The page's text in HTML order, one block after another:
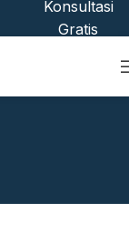
Konsultasi
Gratis